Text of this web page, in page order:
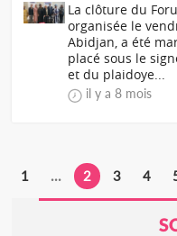
La clôture du
organisée le
Abidjan, a été
placé sous le
et du plaidoye...
il y a 8 mois
1 ... 2 3 4